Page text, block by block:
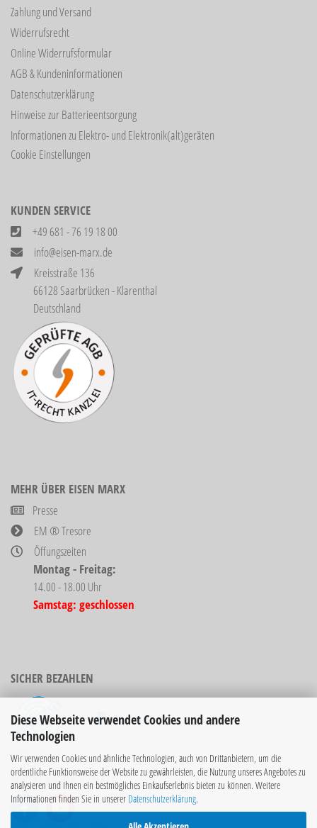
Diese Webseite verwendet Cookies und andere
Technologien
Wir verwenden Cookies und ähnliche Technologien, auch von Drittanbietern, um die
ordentliche Funktionsweise der Website zu gewährleisten, die Nutzung unseres Angebotes zu
analysieren und Ihnen ein bestmögliches Einkaufserlebnis bieten zu können. Weitere
Informationen finden Sie in unserer Datenschutzerklärung.
Zahlung und Versand
Widerrufsrecht
Online Widerrufsformular
AGB & Kundeninformationen
Datenschutzerklärung
Hinweise zur Batterieentsorgung
Informationen zu Elektro- und Elektronik(alt)geräten
Cookie Einstellungen
KUNDEN SERVICE
+49 681 - 76 19 18 00
info@eisen-marx.de
Kreisstraße 136
66128 Saarbrücken - Klarenthal
Deutschland
MEHR ÜBER EISEN MARX
Presse
EM ® Tresore
Öffungszeiten
Montag - Freitag:
14.00 - 18.00 Uhr
Samstag: geschlossen
SICHER BEZAHLEN
Bücher sind nicht
rabattierbar!
SOCIAL MEDIA KANÄLE